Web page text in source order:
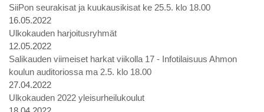
SiiPon seurakisat ja kuukausikisat ke 25.5. klo 18.00
16.05.2022
Ulkokauden harjoitusryhmät
12.05.2022
Salikauden viimeiset harkat viikolla 17 - Infotilaisuus Ahmon
koulun auditoriossa ma 2.5. klo 18.00
27.04.2022
Ulkokauden 2022 yleisurheilukoulut